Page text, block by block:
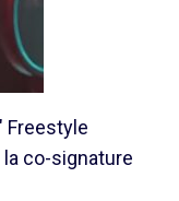
Freestyle
co-signature